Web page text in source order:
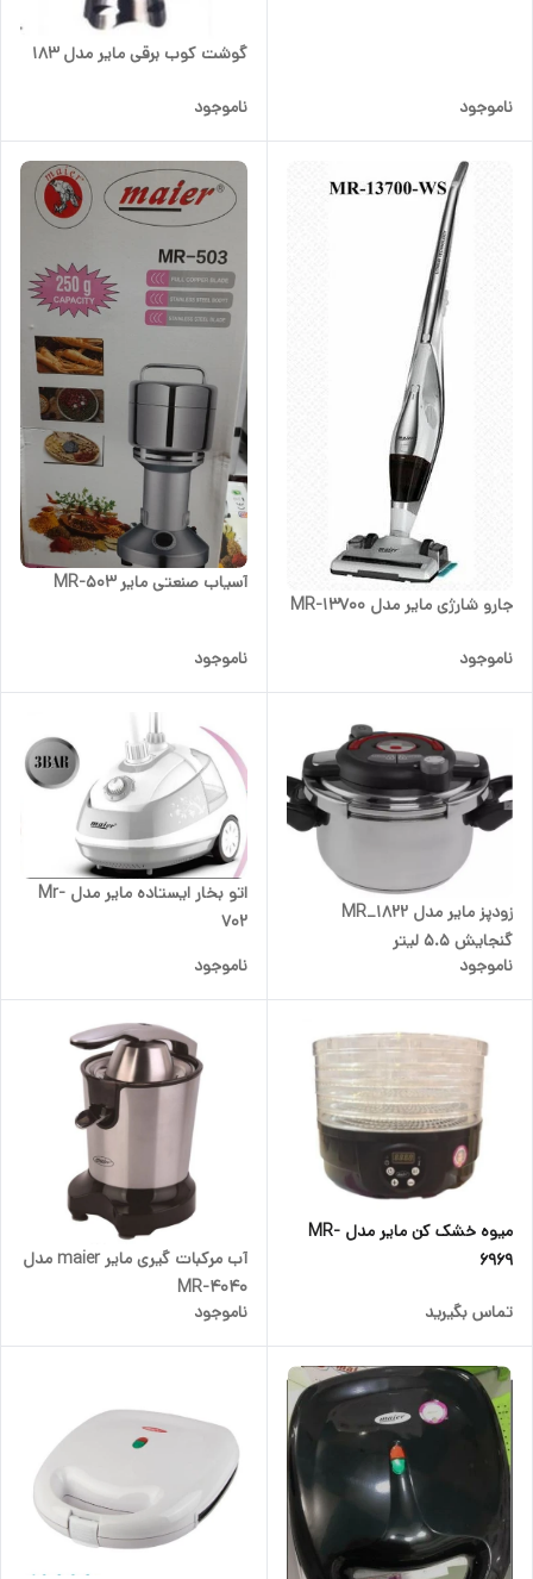
ناموجود
گوشت کوب برقی مایر مدل 183
ناموجود
جارو شارژی مایر مدل MR-13700
ناموجود
آسیاب صنعتی مایر MR-503
ناموجود
زودپز مایر مدل MR_1822
گنجایش ۵.۵ لیتر
ناموجود
اتو بخار ایستاده مایر مدل Mr-
702
ناموجود
میوه خشک کن مایر مدل MR-
6969
تماس بگیرید
آب مرکبات گیری مایر maier مدل
MR-4040
ناموجود